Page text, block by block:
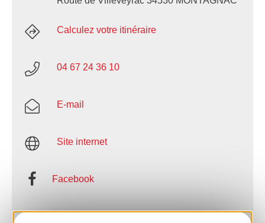
Calculez votre itinéraire
04 67 24 36 10
E-mail
Site internet
Facebook
AJOUTER